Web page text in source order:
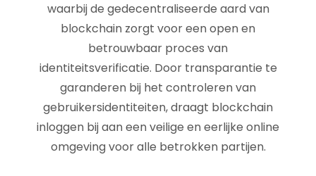
waarbij de gedecentraliseerde aard van
blockchain zorgt voor een open en
betrouwbaar proces van
identiteitsverificatie. Door transparantie te
garanderen bij het controleren van
gebruikersidentiteiten, draagt blockchain
inloggen bij aan een veilige en eerlijke online
omgeving voor alle betrokken partijen.